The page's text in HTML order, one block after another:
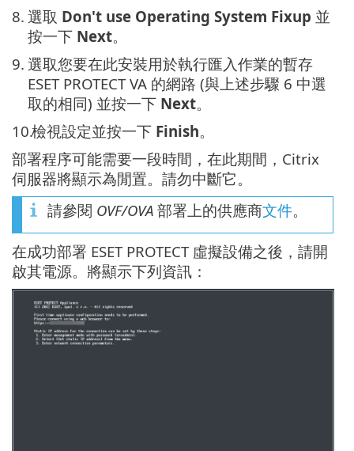
8. 選取 Don't use Operating System Fixup 並
按一下 Next。
9. 選取您要在此安裝用於執行匯入作業的暫存
ESET PROTECT VA 的網路 (與上述步驟 6 中選
取的相同) 並按一下 Next。
10.檢視設定並按一下 Finish。
部署程序可能需要一段時間，在此期間，Citrix
伺服器將顯示為閒置。請勿中斷它。
請參閱 OVF/OVA 部署上的供應商文件。
在成功部署 ESET PROTECT 虛擬設備之後，請開
啟其電源。將顯示下列資訊：